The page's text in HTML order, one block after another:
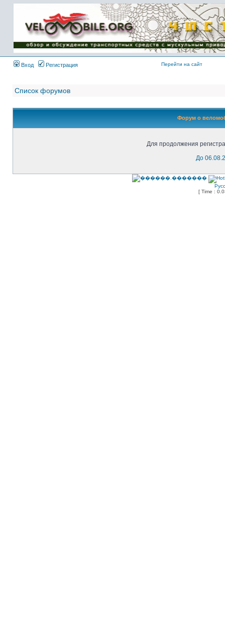
Имя пользователя:
Пароль:
{ LOG_ME_IN_SHORT
}
Вход
Регистрация Перейти на сайт
Список форумов
Форум о
Для продолжения
До
[ Time :